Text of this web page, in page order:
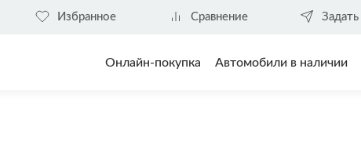
Избранное Сравнение
Онлайн-покупка Автомобили в наличии